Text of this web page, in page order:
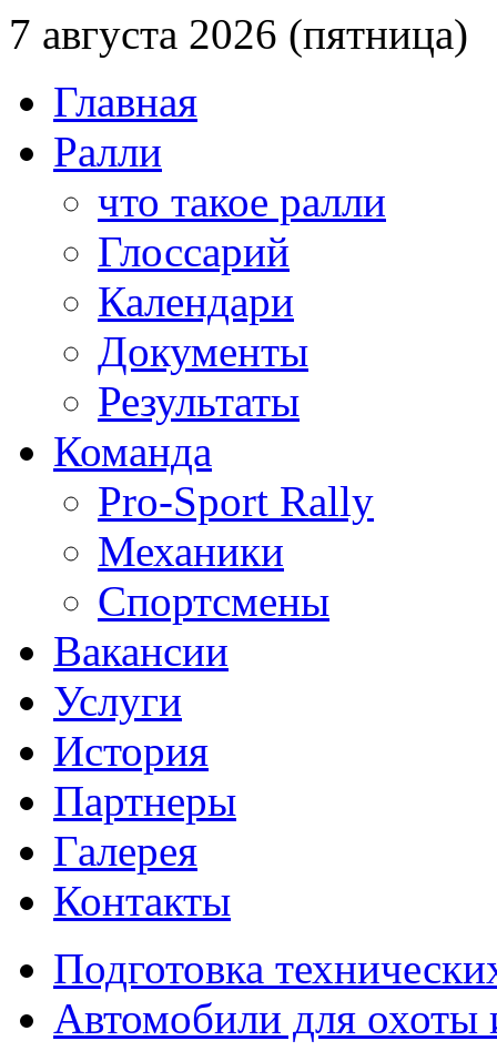
7 августа 2026 (пятница)
Главная
Ралли
что такое ралли
Глоссарий
Календари
Документы
Результаты
Команда
Pro-Sport Rally
Механики
Спортсмены
Вакансии
Услуги
История
Партнеры
Галерея
Контакты
Подготовка
Автомобили для охоты